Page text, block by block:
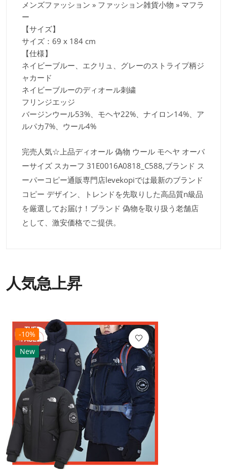
メンズファッション » ファッション雑貨小物 » マフラ
ー
【サイズ】
サイズ：69 x 184 cm
【仕様】
ネイビーブルー、エクリュ、グレーのストライプ柄ジ
ャカード
ネイビーブルーのディオール刺繍
フリンジエッジ
バージンウール53%、モヘヤ22%、ナイロン14%、ア
ルパカ7%、ウール4%
完売人気☆上品ディオール 偽物 ウール モヘヤ オーバ
ーサイズ スカーフ 31E0016A0818_C588,ブランド ス
ーパーコピー通販専門店levekopiでは最新のブランド
コピー デザイン、トレンドを先取りした高品質n級品
を厳選してお届け！ブランド 偽物を取り扱う老舗店
として、激安価格でご提供。
人気急上昇
-10%
New